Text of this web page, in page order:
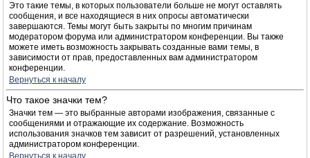
Это такие темы, в которых пользователи больше не могут оставлять
сообщения, и все находящиеся в них опросы автоматически
завершаются. Темы могут быть закрыты по многим причинам
модератором форума или администратором конференции. Вы также
можете иметь возможность закрывать созданные вами темы, в
зависимости от прав, предоставленных вам администратором
конференции.
Вернуться к началу
Что такое значки тем?
Значки тем — это выбранные авторами изображения, связанные с
сообщениями и отражающие их содержание. Возможность
использования значков тем зависит от разрешений, установленных
администратором конференции.
Вернуться к началу